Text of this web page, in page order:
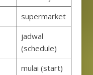
supermarket
jadwal
(schedule)
mulai (start)